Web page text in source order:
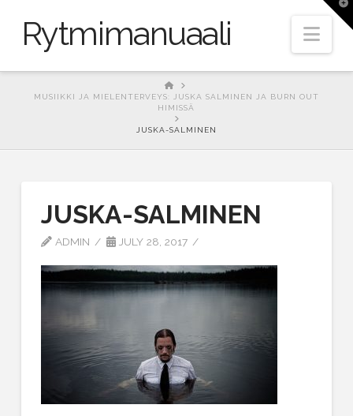
Rytmimanuaali
HOME
MUSIIKKI JA MIELENTERVEYS: JUSKA SALMINEN JA BURN OUT
HIMISSÄ
JUSKA-SALMINEN
JUSKA-SALMINEN
ADMIN JULY 28, 2017